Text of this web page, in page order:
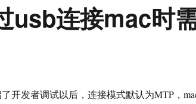
usb连接mac时
开发者调试以后，连接模式默认为MTP，